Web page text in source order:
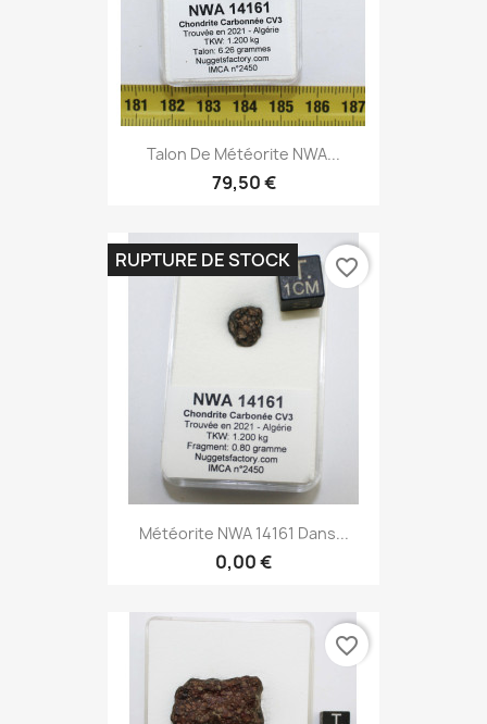
Talon De Météorite NWA...
79,50 €
Météorite NWA 14161 Dans...
0,00 €
RUPTURE DE STOCK favorite_border
favorite_border